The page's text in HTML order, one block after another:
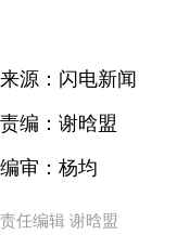
来源：闪电新闻
责编：谢晗盟
编审：杨均
责任编辑 谢晗盟